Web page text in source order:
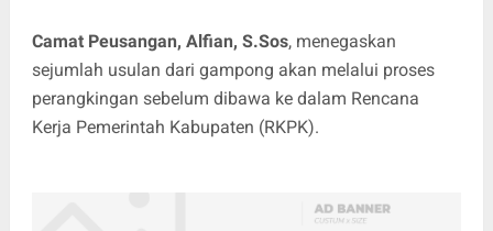
Camat Peusangan, Alfian, S.Sos, menegaskan
sejumlah usulan dari gampong akan melalui proses
perangkingan sebelum dibawa ke dalam Rencana
Kerja Pemerintah Kabupaten (RKPK).